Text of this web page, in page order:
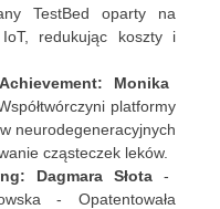
TestBed oparty na
redukując koszty i
Monika
platformy
neurodegeneracyjnych
cząsteczek leków.
Dagmara Słota-
- Opatentowała